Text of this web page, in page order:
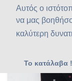
Αυτός ο
να μας
καλύτερη
Το κατάλαβα !